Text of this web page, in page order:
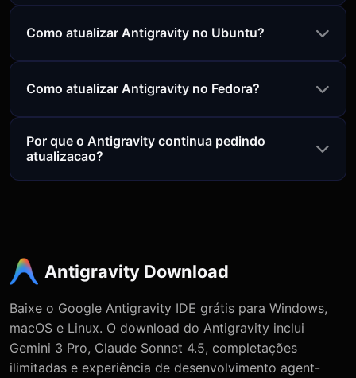
Como atualizar Antigravity no Ubuntu?
Como atualizar Antigravity no Fedora?
Por que o Antigravity continua pedindo
atualizacao?
Antigravity Download
Baixe o Google Antigravity IDE grátis para Windows,
macOS e Linux. O download do Antigravity inclui
Gemini 3 Pro, Claude Sonnet 4.5, completações
ilimitadas e experiência de desenvolvimento agent-